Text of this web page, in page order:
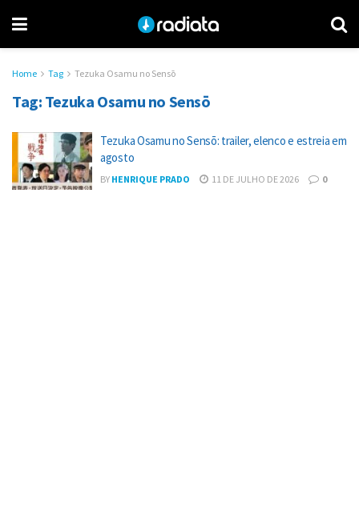
Home Tag Tezuka Osamu no Sensō
Tag: Tezuka Osamu no Sensō
Tezuka Osamu no Sensō: trailer, elenco e estreia em
agosto
BY HENRIQUE PRADO 11 DE JULHO DE 2026 0